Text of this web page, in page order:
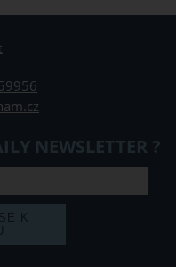
NEWSLETTER ?